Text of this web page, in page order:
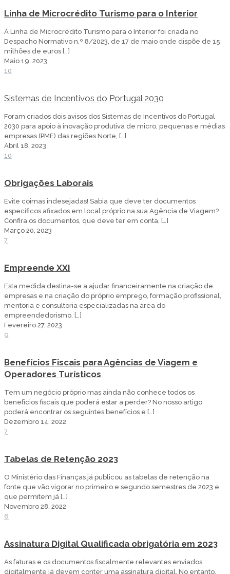
Linha de Microcrédito Turismo para o Interior
A Linha de Microcrédito Turismo para o Interior foi criada no
Despacho Normativo n.º 8/2023, de 17 de maio onde dispõe de 15
milhões de euros […]
Maio 19, 2023
10
Sistemas de Incentivos do Portugal 2030
Foram criados dois avisos dos Sistemas de Incentivos do Portugal
2030 para apoio à inovação produtiva de micro, pequenas e médias
empresas (PME) das regiões Norte, […]
Abril 18, 2023
10
Obrigações Laborais
Evite coimas indesejadas! Sabia que deve ter documentos
específicos afixados em local próprio na sua Agência de Viagem?
Confira os documentos, que deve ter em conta, […]
Março 20, 2023
7
Empreende XXI
Esta medida destina-se a ajudar financeiramente na criação de
empresas e na criação do próprio emprego, formação profissional,
mentoria e consultoria especializadas na área do
empreendedorismo. […]
Fevereiro 27, 2023
9
Benefícios Fiscais para Agências de Viagem e
Operadores Turísticos
Tem um negócio próprio mas ainda não conhece todos os
benefícios fiscais que poderá estar a perder? No nosso artigo
poderá encontrar os seguintes benefícios e […]
Dezembro 14, 2022
7
Tabelas de Retenção 2023
O Ministério das Finanças já publicou as tabelas de retenção na
fonte que vão vigorar no primeiro e segundo semestres de 2023 e
que permitem já […]
Novembro 28, 2022
6
Assinatura Digital Qualificada obrigatória em 2023
As faturas e os documentos fiscalmente relevantes enviados
digitalmente já devem conter uma assinatura digital. No entanto,